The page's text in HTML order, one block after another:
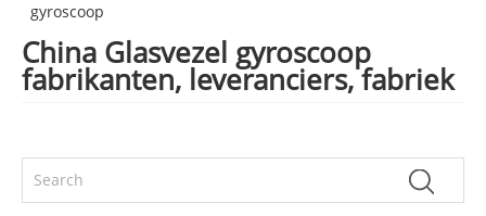
gyroscoop
China Glasvezel gyroscoop
fabrikanten, leveranciers, fabriek